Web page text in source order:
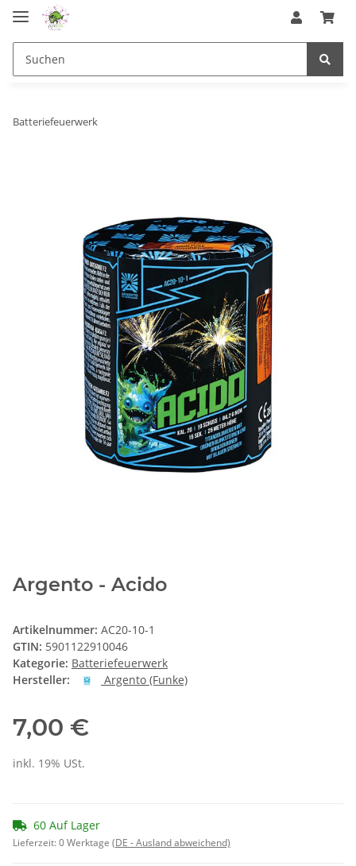
Batteriefeuerwerk
Argento - Acido
Artikelnummer: AC20-10-1
GTIN: 5901122910046
Kategorie: Batteriefeuerwerk
Hersteller:
Argento (Funke)
7,00 €
inkl. 19% USt.
60 Auf Lager
Lieferzeit:0 Werktage (DE - Ausland abweichend)